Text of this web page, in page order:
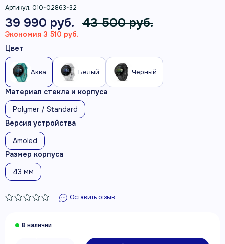
Артикул: 010-02863-32
39 990 руб. 43 500 руб.
Экономия 3 510 руб.
Цвет
Аква Белый Черный
Материал стекла и корпуса
Polymer / Standard
Версия устройства
Amoled
Размер корпуса
43 мм
Оставить отзыв